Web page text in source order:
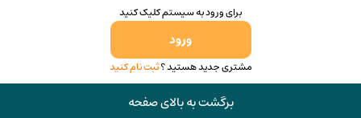
برای ورود به سیستم کلیک کنید
ورود
مشتری جدید هستید ؟ثبت نام کنید
برگشت به بالای صفحه